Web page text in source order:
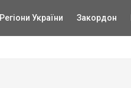
Регіони України Закордон